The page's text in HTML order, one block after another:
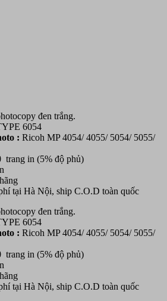
đen trắng.
6054
: Ricoh MP 4054/ 4055/ 5054/ 5055/
trang in (5% độ phủ)
tại Hà Nội, ship C.O.D toàn quốc
đen trắng.
6054
: Ricoh MP 4054/ 4055/ 5054/ 5055/
trang in (5% độ phủ)
tại Hà Nội, ship C.O.D toàn quốc